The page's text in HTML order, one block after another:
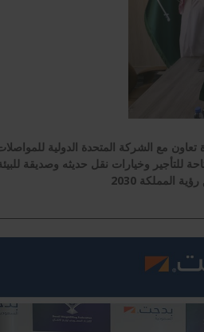
مع الشركة المتحدة الدولية
للتأجير وخيارات نقل حديثه وصديقة
المملكة 2030